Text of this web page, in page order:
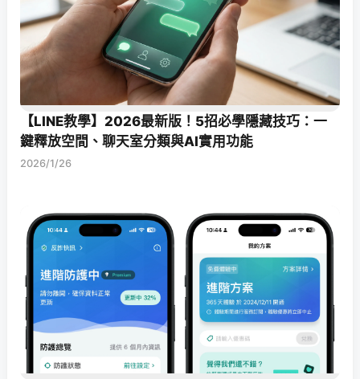
【LINE教學】2026最新版！5招必學隱藏技巧：一
鍵釋放空間、聊天室分類與AI實用功能
2026/1/26